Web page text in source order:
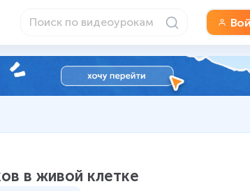
в живой клетке